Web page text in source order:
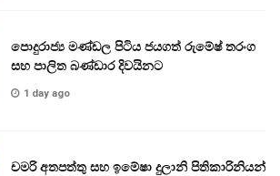
පොදුරාජ්‍ය මණ්ඩල පිටිය ජයගත් රුමේෂ් තරංග
සහ පාලිත බණ්ඩාර දිවයිනට
1 day ago
චමරි අතපත්තු සහ ඉමේෂා දුලානි පිතිකාරිනියන්